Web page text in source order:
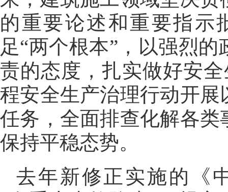
的重要论述和重要指示
足“两个根本”，以强烈
责的态度，扎实做好安
程安全生产治理行动开
任务，全面排查化解各
保持平稳态势。
去年新修正实施的《